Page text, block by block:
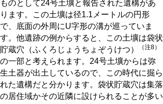
ものとして24号土壙と報告された遺構があ
ります。この土壙は径1.1メートルの円形
で、底面の外周にU字形の溝が巡っていま
す。他遺跡の例からすると、この土壙は袋状
貯蔵穴（ふくろじょうちょぞうけつ）
（注8）
の一部と考えられます。24号土壙からは弥
生土器が出土しているので、この時代に掘ら
れた遺構だと分かります。袋状貯蔵穴は集落
の居住域かその近隣に設けられることが多い